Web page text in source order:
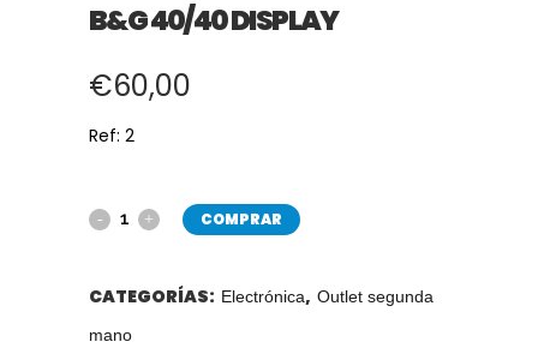
B&G 40/40 DISPLAY
€60,00
Ref: 2
COMPRAR
CATEGORÍAS: Electrónica, Outlet segunda
mano